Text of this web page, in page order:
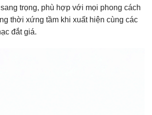
trọng, phù hợp với mọi phong cách
thời xứng tầm khi xuất hiện cùng các
đắt giá.